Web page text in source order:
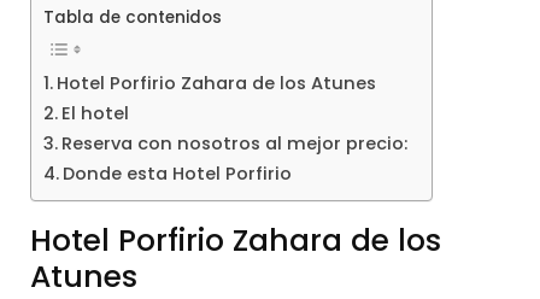
Tabla de contenidos
Hotel Porfirio Zahara de los Atunes
El hotel
Reserva con nosotros al mejor precio:
Donde esta Hotel Porfirio
Hotel Porfirio Zahara de los
Atunes